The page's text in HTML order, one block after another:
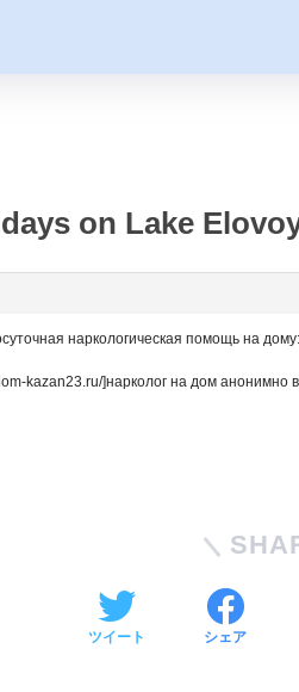
on Lake
наркологическая помощь на
kazan23.ru/]нарколог на дом анонимно
ツイート シェア